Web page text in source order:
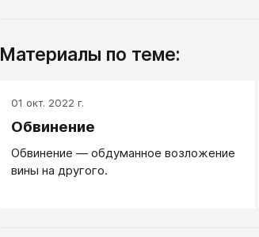
Материалы по теме:
01 окт. 2022 г.
Обвинение
Обвинение — обдуманное возложение
вины на другого.